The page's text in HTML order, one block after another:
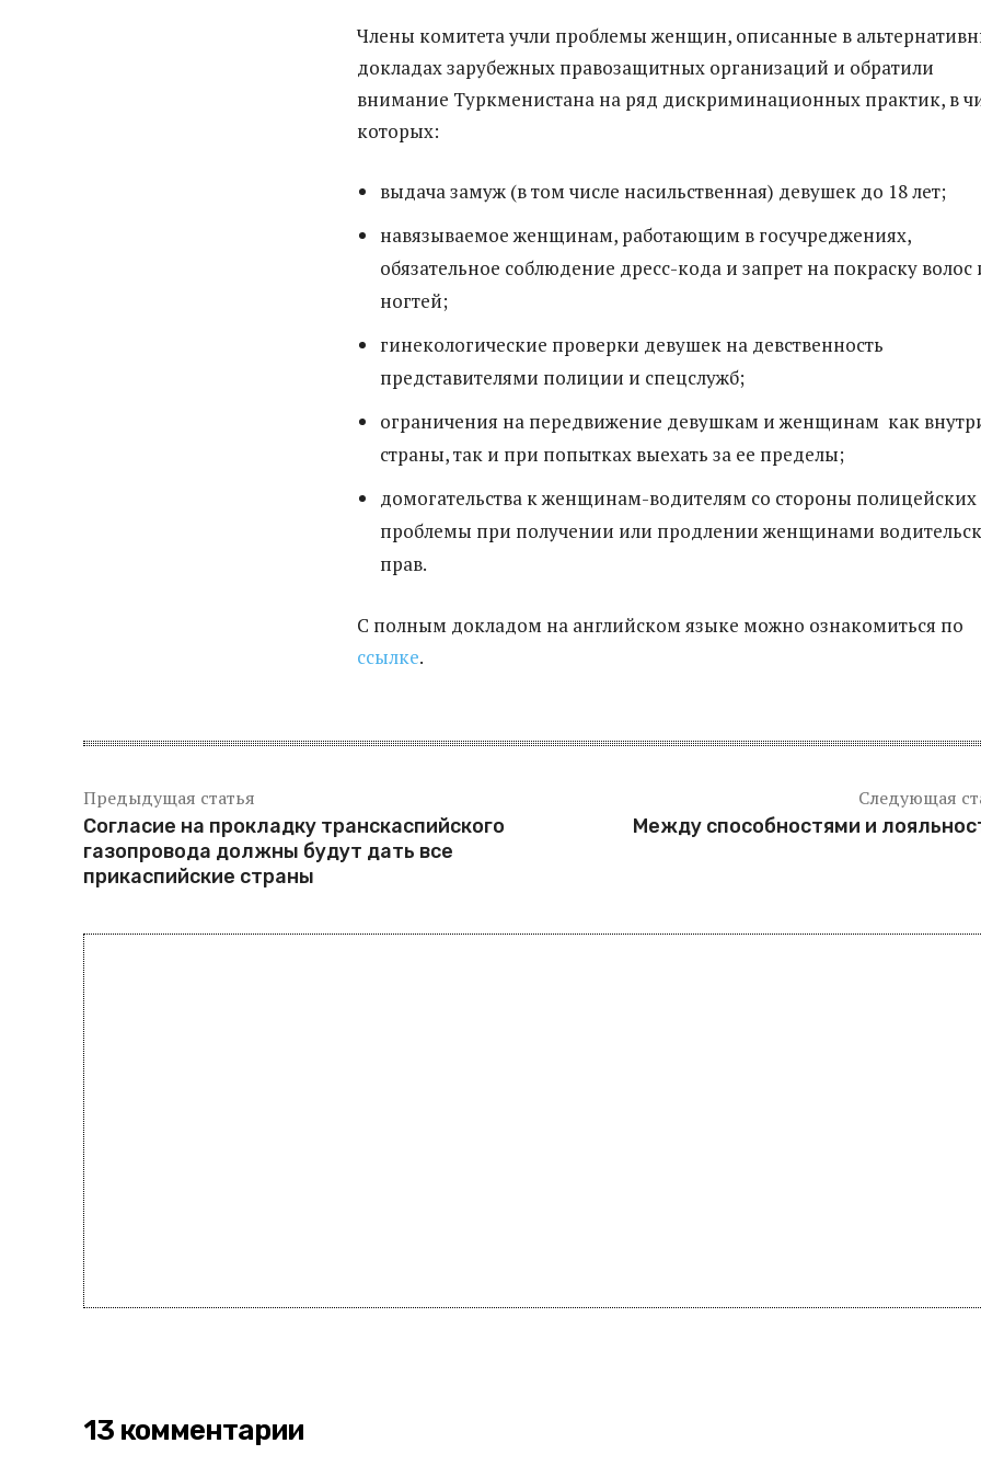
Члены комитета учли проблемы женщин, описанные в
докладах зарубежных правозащитных организаций и обратили
внимание Туркменистана на ряд дискриминационных практик, в
которых:
выдача замуж (в том числе насильственная) девушек до 18 лет;
навязываемое женщинам, работающим в госучреджениях,
обязательное соблюдение дресс-кода и запрет на покраску волос
ногтей;
гинекологические проверки девушек на девственность
представителями полиции и спецслужб;
ограничения на передвижение девушкам и женщинам как
страны, так и при попытках выехать за ее пределы;
домогательства к женщинам-водителям со стороны полицейских
проблемы при получении или продлении женщинами
прав.
С полным докладом на английском языке можно ознакомиться по
ссылке.
Предыдущая статья
Согласие на прокладку транскаспийского
газопровода должны будут дать все
прикаспийские страны
Следующая
Между способностями и
13 комментарии